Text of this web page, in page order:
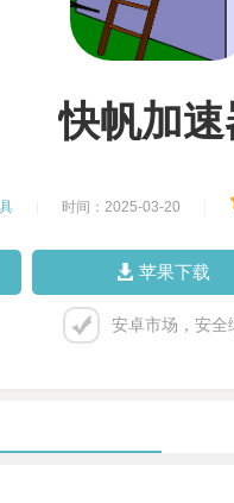
快帆加速
时间：2025-03-20
苹果下载
安卓市场，安全